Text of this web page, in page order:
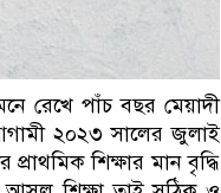
রেখে পাঁচ বছর মেয়াদী
২০২৩ সালের জুলাই
শিক্ষার মান বৃদ্ধি